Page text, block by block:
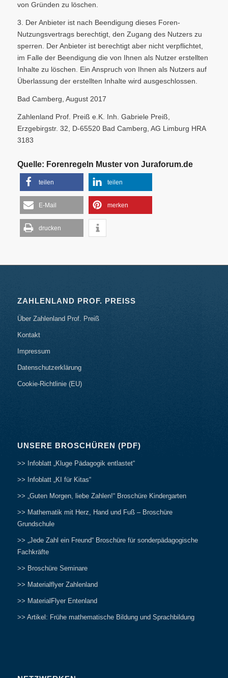
von Gründen zu löschen.
3. Der Anbieter ist nach Beendigung dieses Foren-
Nutzungsvertrags berechtigt, den Zugang des Nutzers zu
sperren. Der Anbieter ist berechtigt aber nicht verpflichtet,
im Falle der Beendigung die von Ihnen als Nutzer erstellten
Inhalte zu löschen. Ein Anspruch von Ihnen als Nutzers auf
Überlassung der erstellten Inhalte wird ausgeschlossen.
Bad Camberg, August 2017
Zahlenland Prof. Preiß e.K. Inh. Gabriele Preiß,
Erzgebirgstr. 32, D-65520 Bad Camberg, AG Limburg HRA
3183
Quelle: Forenregeln Mustervon Juraforum.de
teilen teilen
E-Mail merken
drucken
ZAHLENLAND PROF. PREISS
Über Zahlenland Prof. Preiß
Kontakt
Impressum
Datenschutzerklärung
Cookie-Richtlinie (EU)
UNSERE BROSCHÜREN (PDF)
>> Infoblatt „Kluge Pädagogik entlastet“
>> Infoblatt „KI für Kitas“
>> „Guten Morgen, liebe Zahlen!“ Broschüre Kindergarten
>> Mathematik mit Herz, Hand und Fuß – Broschüre
Grundschule
>> „Jede Zahl ein Freund“ Broschüre für sonderpädagogische
Fachkräfte
>> Broschüre Seminare
>> Materialflyer Zahlenland
>> MaterialFlyer Entenland
>> Artikel: Frühe mathematische Bildung und Sprachbildung